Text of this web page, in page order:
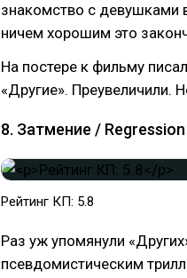
знакомство с девушками
ничем хорошим это
На постере к фильму
«Другие». Преувеличили.
8. Затмение /
Рейтинг КП: 5.8
Раз уж упомянули
псевдомистическим